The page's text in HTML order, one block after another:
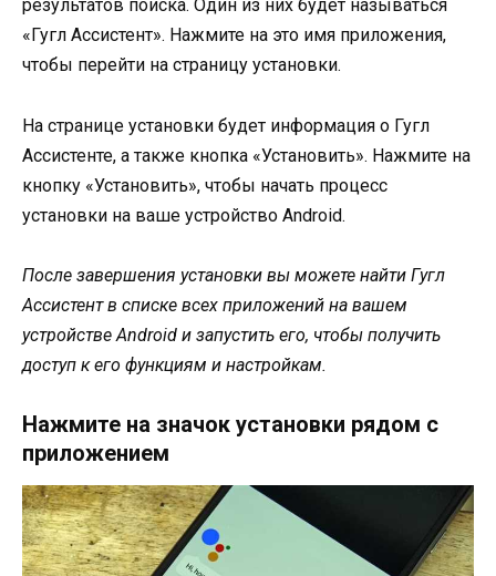
результатов поиска. Один из них будет называться
«Гугл Ассистент». Нажмите на это имя приложения,
чтобы перейти на страницу установки.
На странице установки будет информация о Гугл
Ассистенте, а также кнопка «Установить». Нажмите на
кнопку «Установить», чтобы начать процесс
установки на ваше устройство Android.
После завершения установки вы можете найти Гугл
Ассистент в списке всех приложений на вашем
устройстве Android и запустить его, чтобы получить
доступ к его функциям и настройкам.
Нажмите на значок установки рядом с
приложением